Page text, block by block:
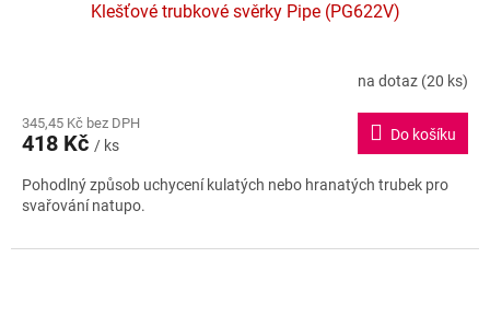
Klešťové trubkové svěrky Pipe (PG622V)
na dotaz (20 ks)
345,45 Kč bez DPH
418 Kč / ks
Do košíku
Pohodlný způsob uchycení kulatých nebo hranatých trubek pro
svařování natupo.